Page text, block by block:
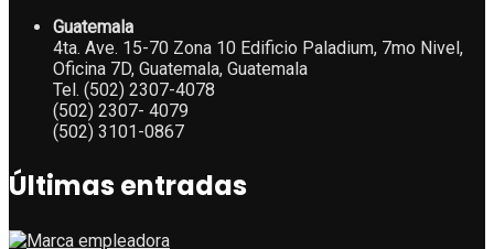
Guatemala
4ta. Ave. 15-70 Zona 10 Edificio Paladium, 7mo Nivel,
Oficina 7D, Guatemala, Guatemala
Tel. (502) 2307-4078
(502) 2307- 4079
(502) 3101-0867
Últimas entradas